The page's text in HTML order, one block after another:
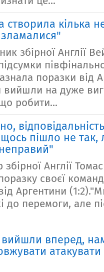
створила кілька
збірної Англії
поразки від
вийшли на дуже
робити...
пішло не так,
Англії
своєї
Аргентини
до перемоги, але
вперед,